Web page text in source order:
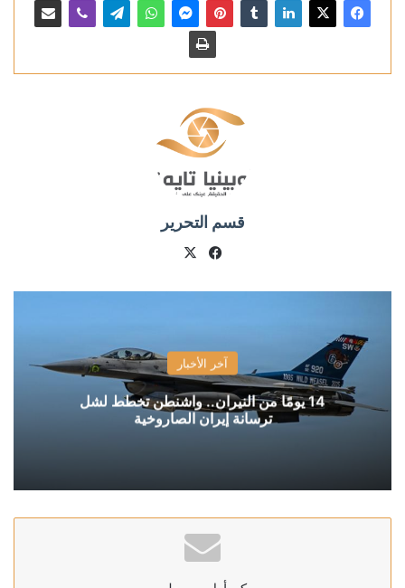
قسم التحرير
فيسبوك
آخر الأخبار
14 يومًا من النيران.. واشنطن تخطط لشل
ترسانة إيران الصاروخية